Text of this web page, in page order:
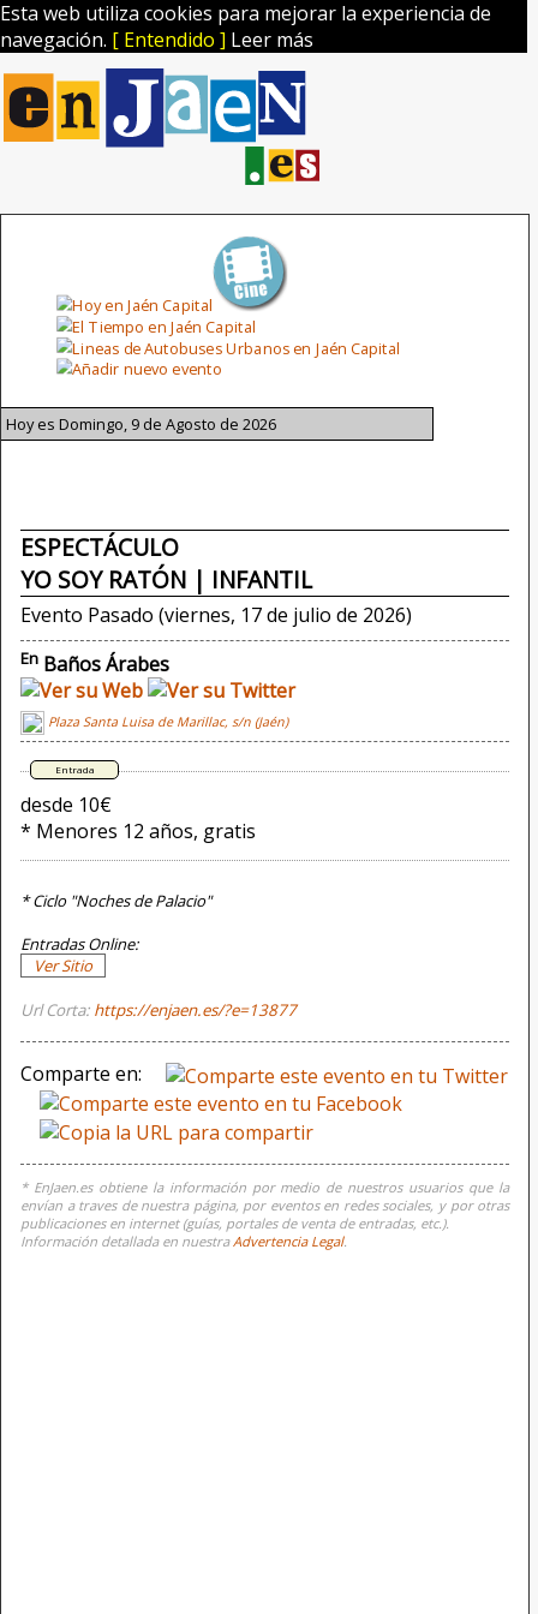
Esta web utiliza cookies para mejorar la experiencia de
navegación. [ Entendido ] Leer más
Hoy es Domingo, 9 de Agosto de 2026
ESPECTÁCULO
YO SOY RATÓN | INFANTIL
Evento Pasado (viernes, 17 de julio de 2026)
En Baños Árabes
Plaza Santa Luisa de Marillac, s/n (Jaén)
desde 10€
* Menores 12 años, gratis
* Ciclo "Noches de Palacio"
Entradas Online:
Ver Sitio
Url Corta: https://enjaen.es/?e=13877
Comparte en:
* EnJaen.es obtiene la información por medio de nuestros usuarios que la
envían a traves de nuestra página, por eventos en redes sociales, y por otras
publicaciones en internet (guías, portales de venta de entradas, etc.).
Información detallada en nuestraAdvertencia Legal.